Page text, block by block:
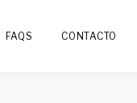
FAQS CONTACTO